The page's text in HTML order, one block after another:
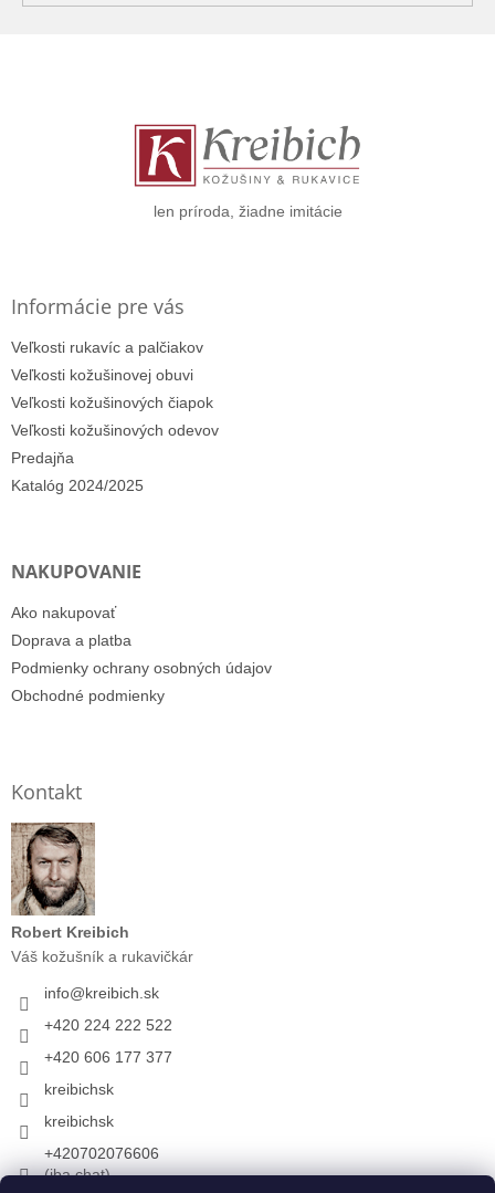
len príroda, žiadne imitácie
Informácie pre vás
Veľkosti rukavíc a palčiakov
Veľkosti kožušinovej obuvi
Veľkosti kožušinových čiapok
Veľkosti kožušinových odevov
Predajňa
Katalóg 2024/2025
NAKUPOVANIE
Ako nakupovať
Doprava a platba
Podmienky ochrany osobných údajov
Obchodné podmienky
Kontakt
Robert Kreibich
Váš kožušník a rukavičkár
info@kreibich.sk
+420 224 222 522
+420 606 177 377
kreibichsk
kreibichsk
+420702076606
(iba chat)